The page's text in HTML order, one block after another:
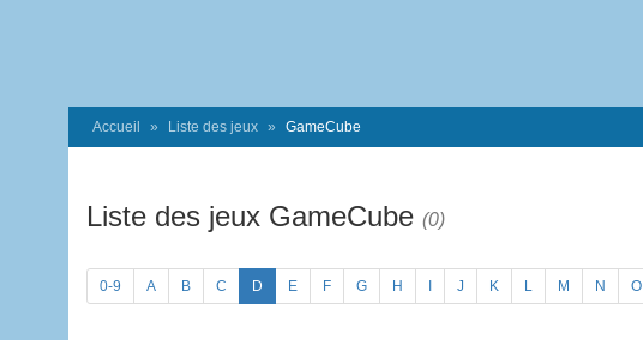
Accueil Liste des jeux GameCube
Liste des jeux GameCube (0)
0-9 A B C D E F G H J K L M N O